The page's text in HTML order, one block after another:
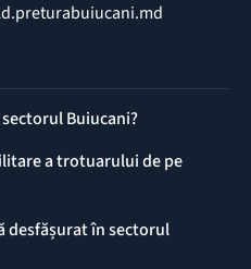
Buiucani?
a trotuarului de pe
desfășurat în sectorul